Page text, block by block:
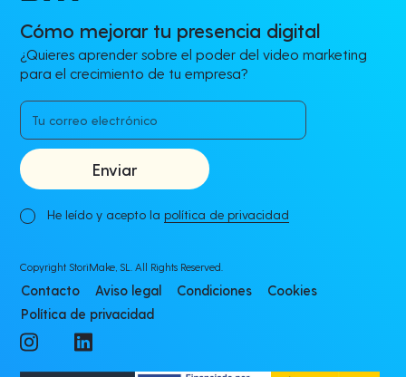
Cómo mejorar tu presencia digital
¿Quieres aprender sobre el poder del video marketing
para el crecimiento de tu empresa?
He leído y acepto la política de privacidad
Copyright StoriMake, SL. All Rights Reserved.
Contacto Aviso legal Condiciones
Cookies
Política de privacidad